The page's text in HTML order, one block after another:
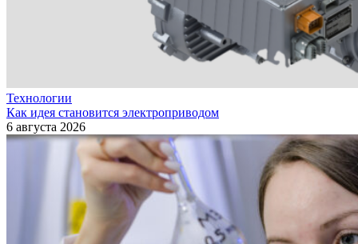
Технологии
Как идея становится электроприводом
6 августа 2026